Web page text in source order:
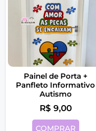
Painel de Porta +
Panfleto Informativo
Autismo
R$ 9,00
COMPRAR